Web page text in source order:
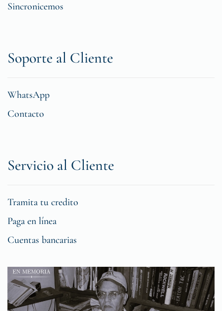
Sincronicemos
Soporte al Cliente
WhatsApp
Contacto
Servicio al Cliente
Tramita tu credito
Paga en línea
Cuentas bancarias